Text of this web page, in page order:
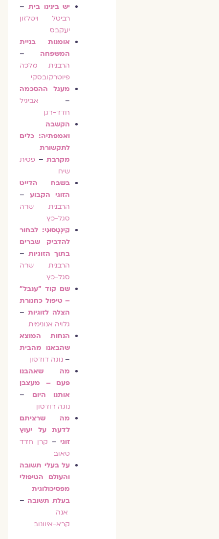
יש בינינו בית–
רביטל ויטלזון
יעקבס
אומנות בניית
המשפחה–
הרבנית מלכה
פיוטרקובסקי
מעגל ההסכמה
–
אביגיל
חדד-דגן
הקשבה
ואמפתיה: כלים
לתקשורת
מקרבת–פסית
שיח
בשבח הדייט
הזוגי הקבוע–
הרבנית שרה
סגל-כץ
קִינְטְסוּגִי: לבחור
להדביק שברים
בתוך הזוגיות–
הרבנית שרה
סגל-כץ
שם קוד "ענבל"
– טיפול כחגורת
הצלה לזוגיות–
גלויה אנונימית
הנחות המוצא
שהבאנו מהבית
–נוגה דודסון
מה שאהבנו
פעם – מעצבן
אותנו היום–
נוגה דודסון
מה שרציתם
לדעת על יעוץ
זוגי–קרן חדד
טאוב
על בעלי תשובה
והעולם הטיפולי
מפסיכולוגית
בעלת תשובה–
אנה
קרא-איוונוב